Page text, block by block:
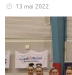
13 mai 2022